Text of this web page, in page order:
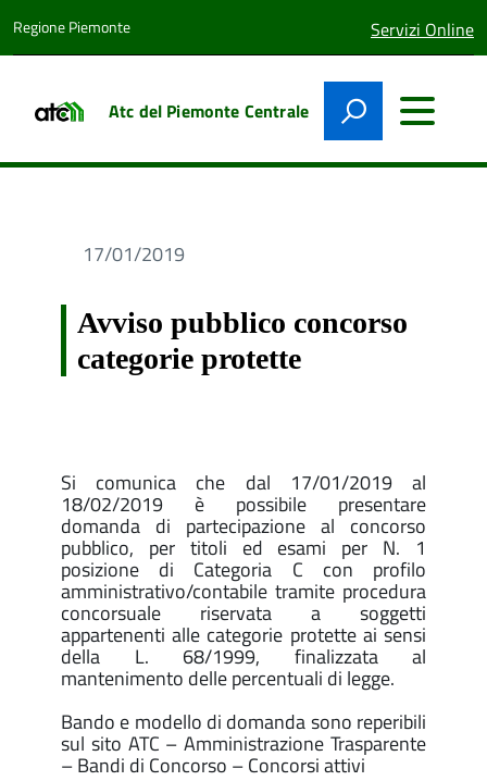
Regione Piemonte lingua
attiva:
Servizi Online
Atc del Piemonte Centrale
17/01/2019
Avviso pubblico concorso
categorie protette
Si comunica che dal 17/01/2019 al
18/02/2019 è possibile presentare
domanda di partecipazione al concorso
pubblico, per titoli ed esami per N. 1
posizione di Categoria C con profilo
amministrativo/contabile tramite procedura
concorsuale riservata a soggetti
appartenenti alle categorie protette ai sensi
della L. 68/1999, finalizzata al
mantenimento delle percentuali di legge.
Bando e modello di domanda sono reperibili
sul sito ATC – Amministrazione Trasparente
– Bandi di Concorso – Concorsi attivi